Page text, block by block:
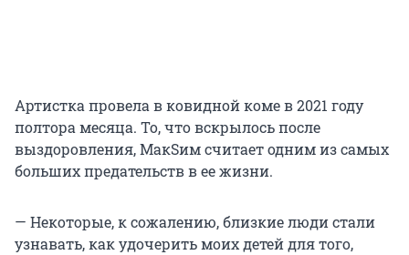
Артистка провела в ковидной коме в 2021 году
полтора месяца. То, что вскрылось после
выздоровления, МакSим считает одним из самых
больших предательств в ее жизни.
— Некоторые, к сожалению, близкие люди стали
узнавать, как удочерить моих детей для того,